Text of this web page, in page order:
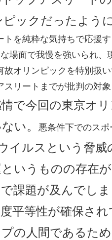
ックだったよう
トを純粋な気持ちで応援
場面で我慢を強いられ
故オリンピックを特別扱
リートまでが批判の対
で今回の東京オ
い。
悪条件下でのス
イルスという脅
いうものの存在
課題が及んでし
平等性が確保さ
の人間であるた